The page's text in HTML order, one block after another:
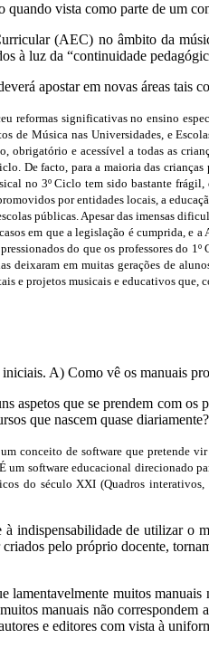
quando vista como parte de um
(AEC) no âmbito da
à luz da “continuidade
apostar em novas áreas tais
reformas significativas no ensino
de Música nas Universidades, e
obrigatório e acessível a todas as
De facto, para a maioria das
no 3º Ciclo tem sido bastante
por entidades locais, a
públicas. Apesar das imensas
em que a legislação é cumprida, e
do que os professores do
deixaram em muitas gerações de
e projetos musicais e educativos que,
iniciais. A) Como vê os manuais
aspetos que se prendem com os
que nascem quase
conceito de software que pretende
um software educacional direcionado
do século XXI (Quadros
indispensabilidade de utilizar o
pelo próprio docente,
lamentavelmente muitos
manuais não
e editores com vista à